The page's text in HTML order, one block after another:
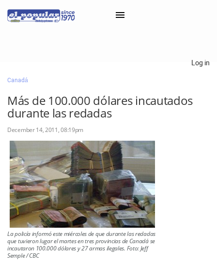
Classifieds
Categorías
Log in
Canadá
Más de 100.000 dólares incautados
durante las redadas
December 14, 2011, 08:19pm
La policía informó este miércoles de que durante las redadas
que tuvieron lugar el martes en tres provincias de Canadá se
incautaron 100.000 dólares y 27 armas ilegales. Foto: Jeff
Semple / CBC